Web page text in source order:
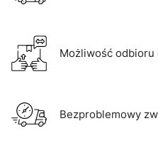
Możliwość
Bezproblemowy